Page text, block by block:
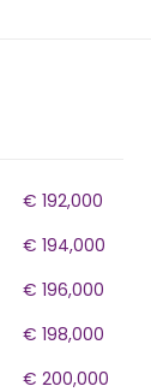
€ 192,000
€ 194,000
€ 196,000
€ 198,000
€ 200,000